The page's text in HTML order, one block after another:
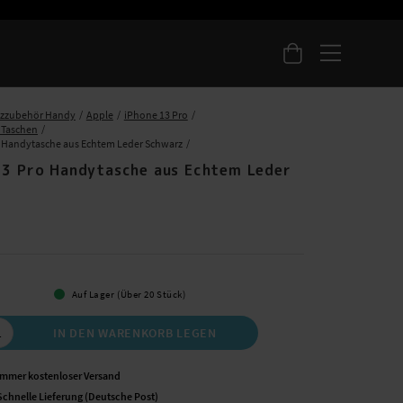
Handy Apple
iPhone 13 Pro
aus Echtem Leder Schwarz
Pro Handytasche aus Echtem Leder
Auf Lager (Über 20 Stück)
IN DEN WARENKORB LEGEN
kostenloser Versand
Lieferung (Deutsche Post)